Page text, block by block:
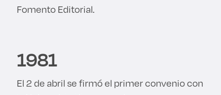
Fomento Editorial.
1981
El 2 de abril se firmó el primer convenio con